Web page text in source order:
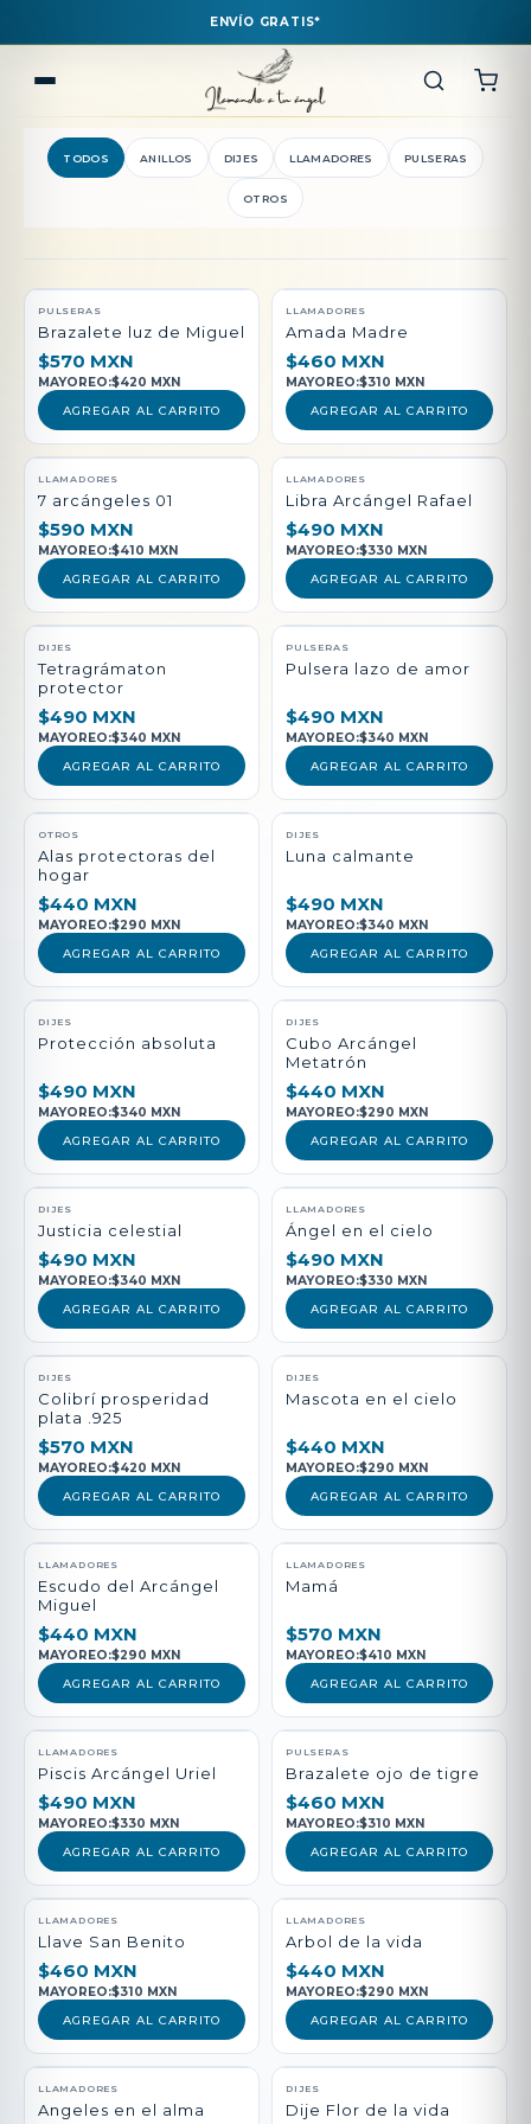
ENVÍO GRATIS*
TODOS ANILLOS DIJES LLAMADORES PULSERAS
OTROS
QUEDAN POCAS PIEZAS
PULSERAS
Brazalete luz de Miguel
$570 MXN
MAYOREO:$420 MXN
AGREGAR AL CARRITO
LLAMADORES
Amada Madre
$460 MXN
MAYOREO:$310 MXN
AGREGAR AL CARRITO
LLAMADORES
7 arcángeles 01
$590 MXN
MAYOREO:$410 MXN
AGREGAR AL CARRITO
LLAMADORES
Libra Arcángel Rafael
$490 MXN
MAYOREO:$330 MXN
AGREGAR AL CARRITO
DIJES
Tetragrámaton
protector
$490 MXN
MAYOREO:$340 MXN
AGREGAR AL CARRITO
PULSERAS
Pulsera lazo de amor
$490 MXN
MAYOREO:$340 MXN
AGREGAR AL CARRITO
NUEVO
OTROS
Alas protectoras del
hogar
$440 MXN
MAYOREO:$290 MXN
AGREGAR AL CARRITO
DIJES
Luna calmante
$490 MXN
MAYOREO:$340 MXN
AGREGAR AL CARRITO
DIJES
Protección absoluta
$490 MXN
MAYOREO:$340 MXN
AGREGAR AL CARRITO
DIJES
Cubo Arcángel
Metatrón
$440 MXN
MAYOREO:$290 MXN
AGREGAR AL CARRITO
DIJES
Justicia celestial
$490 MXN
MAYOREO:$340 MXN
AGREGAR AL CARRITO
LLAMADORES
Ángel en el cielo
$490 MXN
MAYOREO:$330 MXN
AGREGAR AL CARRITO
DIJES
Colibrí prosperidad
plata .925
$570 MXN
MAYOREO:$420 MXN
AGREGAR AL CARRITO
DIJES
Mascota en el cielo
$440 MXN
MAYOREO:$290 MXN
AGREGAR AL CARRITO
LLAMADORES
Escudo del Arcángel
Miguel
$440 MXN
MAYOREO:$290 MXN
AGREGAR AL CARRITO
LLAMADORES
Mamá
$570 MXN
MAYOREO:$410 MXN
AGREGAR AL CARRITO
LLAMADORES
Piscis Arcángel Uriel
$490 MXN
MAYOREO:$330 MXN
AGREGAR AL CARRITO
PULSERAS
Brazalete ojo de tigre
$460 MXN
MAYOREO:$310 MXN
AGREGAR AL CARRITO
LLAMADORES
Llave San Benito
$460 MXN
MAYOREO:$310 MXN
AGREGAR AL CARRITO
LLAMADORES
Arbol de la vida
$440 MXN
MAYOREO:$290 MXN
AGREGAR AL CARRITO
LLAMADORES
Angeles en el alma
DIJES
Dije Flor de la vida